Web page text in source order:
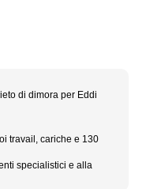
di dimora per Eddi
travail, cariche e 130
specialistici e alla